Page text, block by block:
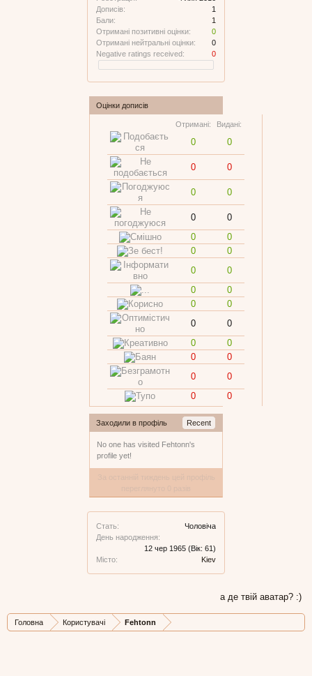
Дописів:
1
Бали:
1
Отримані позитивні оцінки:
0
Отримані нейтральні оцінки:
0
Negative ratings received:
0
Оцінки дописів
Отримані: Видані:
0 0
0 0
0 0
0
0
0
0
0
0
0
0
0
0
0
0
0
0
0
0
0
0
0
0
0
0
Заходили в профіль Recent
No one has visited Fehtonn's
profile yet!
Стать:
Чоловіча
День народження:
12 чер 1965 (Вік: 61)
Місто:
Kiev
а де твій аватар? :)
Головна Користувачі Fehtonn